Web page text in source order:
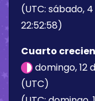
(UTC: sábado,
22:52:58)
Cuarto
domingo, 12
(UTC)